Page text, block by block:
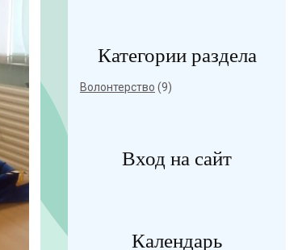
Категории раздела
Волонтерство (9)
Вход на сайт
Календарь